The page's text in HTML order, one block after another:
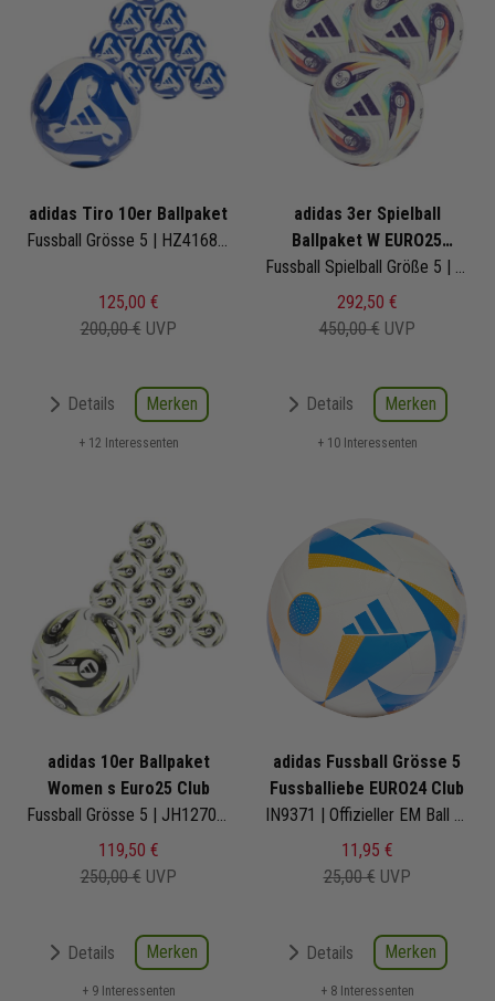
adidas Tiro 10er Ballpaket
125,00 €
200,00 € UVP
Details Merken
+ 12 Interessenten
adidas 3er Spielball
Ballpaket W EURO25
Konektis Pro
292,50 €
450,00 € UVP
Details Merken
+ 10 Interessenten
adidas 10er Ballpaket
Women s Euro25 Club
Fussball Grösse 5 | JH1270 | Fußbälle Set 10-teilig
119,50 €
250,00 € UVP
Details Merken
+ 9 Interessenten
adidas Fussball Grösse 5
Fussballiebe EURO24 Club
IN9371 | Offizieller EM Ball 2024
11,95 €
25,00 € UVP
Details Merken
+ 8 Interessenten